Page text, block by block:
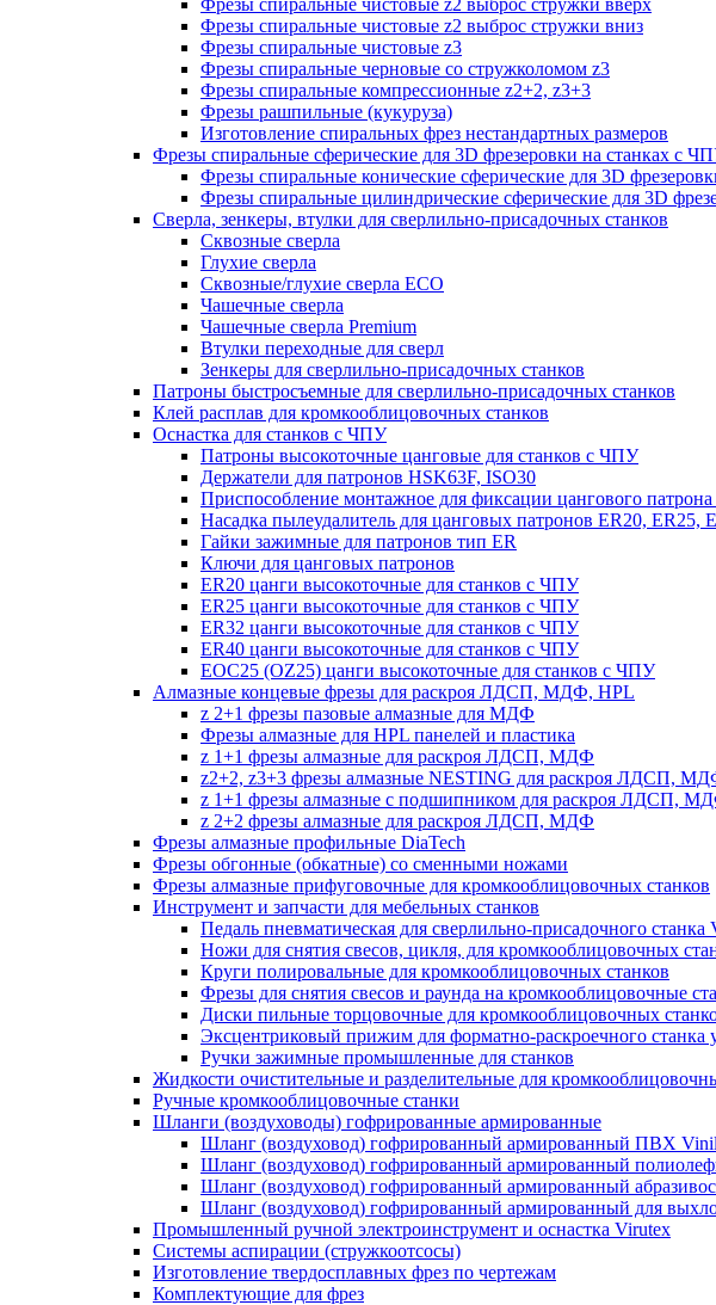
Фрезы спиральные чистовые z2 выброс стружки вверх
Фрезы спиральные чистовые z2 выброс стружки вниз
Фрезы спиральные чистовые z3
Фрезы спиральные черновые со стружколомом z3
Фрезы спиральные компрессионные z2+2, z3+3
Фрезы рашпильные (кукуруза)
Изготовление спиральных фрез нестандартных размеров
Фрезы спиральные сферические для 3D фрезеровки на станках с
Фрезы спиральные конические сферические для 3D
Фрезы спиральные цилиндрические сферические для 3D
Сверла, зенкеры, втулки для сверлильно-присадочных станков
Сквозные сверла
Глухие сверла
Сквозные/глухие сверла ECO
Чашечные сверла
Чашечные сверла Premium
Втулки переходные для сверл
Зенкеры для сверлильно-присадочных станков
Патроны быстросъемные для сверлильно-присадочных станков
Клей расплав для кромкооблицовочных станков
Оснастка для станков с ЧПУ
Патроны высокоточные цанговые для станков с ЧПУ
Держатели для патронов HSK63F, ISO30
Приспособление монтажное для фиксации цангового
Насадка пылеудалитель для цанговых патронов ER20, ER25,
Гайки зажимные для патронов тип ER
Ключи для цанговых патронов
ER20 цанги высокоточные для станков с ЧПУ
ER25 цанги высокоточные для станков с ЧПУ
ER32 цанги высокоточные для станков с ЧПУ
ER40 цанги высокоточные для станков с ЧПУ
EOC25 (OZ25) цанги высокоточные для станков с ЧПУ
Алмазные концевые фрезы для раскроя ЛДСП, МДФ, HPL
z 2+1 фрезы пазовые алмазные для МДФ
Фрезы алмазные для HPL панелей и пластика
z 1+1 фрезы алмазные для раскроя ЛДСП, МДФ
z2+2, z3+3 фрезы алмазные NESTING для раскроя ЛДСП,
z 1+1 фрезы алмазные с подшипником для раскроя ЛДСП,
z 2+2 фрезы алмазные для раскроя ЛДСП, МДФ
Фрезы алмазные профильные DiaTech
Фрезы обгонные (обкатные) со сменными ножами
Фрезы алмазные прифуговочные для кромкооблицовочных станков
Инструмент и запчасти для мебельных станков
Педаль пневматическая для сверлильно-присадочного станка
Ножи для снятия свесов, цикля, для кромкооблицовочных
Круги полировальные для кромкооблицовочных станков
Фрезы для снятия свесов и раунда на кромкооблицовочные
Диски пильные торцовочные для кромкооблицовочных
Эксцентриковый прижим для форматно-раскроечного станка
Ручки зажимные промышленные для станков
Жидкости очистительные и разделительные для
Ручные кромкооблицовочные станки
Шланги (воздуховоды) гофрированные армированные
Шланг (воздуховод) гофрированный армированный ПВХ Vinil
Шланг (воздуховод) гофрированный армированный
Шланг (воздуховод) гофрированный армированный
Шланг (воздуховод) гофрированный армированный для
Промышленный ручной электроинструмент и оснастка Virutex
Системы аспирации (стружкоотсосы)
Изготовление твердосплавных фрез по чертежам
Комплектующие для фрез